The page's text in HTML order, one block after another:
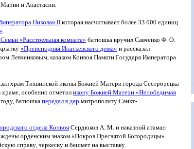
Марии и Анастасии.
Николая IIкоторая насчитывает более 33 000 единиц
.
Семьи «Расстрельная комната» батюшка вручил Савченко Ф. О.
«Преисподняя Ипатьевского дома» и рассказал
Левченковым, казаком Конвоя Памяти Государя Императора
храм Тихвинской иконы Божией Матери города Сестрорецка
храме, особенно отметил икону Божией Матери «Непобедимая
батюшка передал в дар митрополиту Санкт-
отдела Конвоя Сердюков А. М. и наказной атаман
орденским знаком«Покров Пресвятой Богородицы».
справу, черкеску и бешмет на выставку.